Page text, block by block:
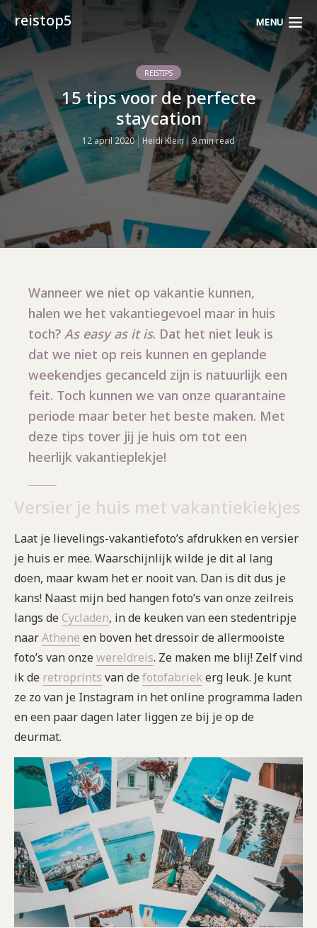
reistop5 MENU
REISTIPS
15 tips voor de perfecte
staycation
12 april 2020 Heidi Klein 9 min read
Wanneer we niet op vakantie kunnen,
halen we het vakantiegevoel maar in huis
toch? As easy as it is. Dat het niet leuk is
dat we niet op reis kunnen en geplande
weekendjes gecanceld zijn is natuurlijk een
feit. Toch kunnen we van onze quarantaine
periode maar beter het beste maken. Met
deze tips tover jij je huis om tot een
heerlijk vakantieplekje!
Versier je huis met vakantiekiekjes
Laat je lievelings-vakantiefoto’s afdrukken en versier
je huis er mee. Waarschijnlijk wilde je dit al lang
doen, maar kwam het er nooit van. Dan is dit dus je
kans! Naast mijn bed hangen foto’s van onze zeilreis
langs de Cycladen, in de keuken van een stedentripje
naarAthene en boven het dressoir de allermooiste
foto’s van onzewereldreis. Ze maken me blij! Zelf vind
ik de retroprints van defotofabriekerg leuk. Je kunt
ze zo van je Instagram in het online programma laden
en een paar dagen later liggen ze bij je op de
deurmat.